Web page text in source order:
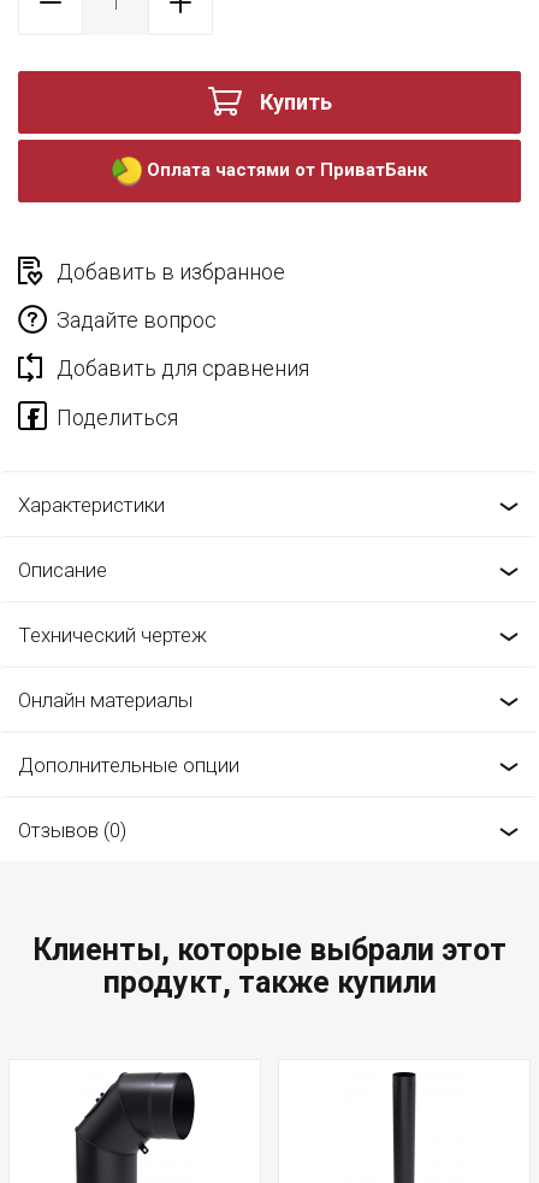
Купить
Оплата частями от ПриватБанк
Добавить в избранное
Задайте вопрос
Добавить для сравнения
Характеристики
Описание
Технический чертеж
Онлайн материалы
Дополнительные опции
Отзывов (0)
Клиенты, которые выбрали этот
продукт, также купили